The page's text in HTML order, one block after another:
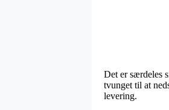
Det er særdeles
tvunget til at
levering.